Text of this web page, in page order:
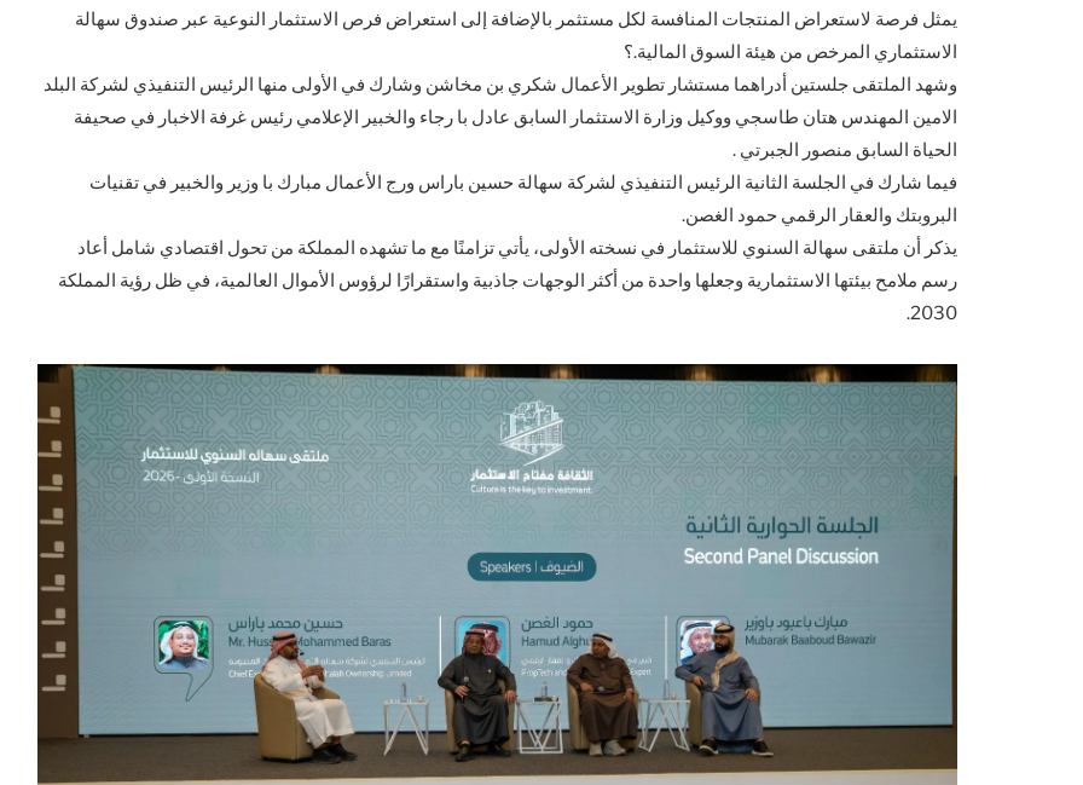
يمثل فرصة لاستعراض المنتجات المنافسة لكل مستثمر بالإضافة إلى استعراض فرص الاستثمار النوعية عبر صندوق سهالة
الاستثماري المرخص من هيئة السوق المالية.؟
وشهد الملتقى جلستين أدراهما مستشار تطوير الأعمال شكري بن مخاشن وشارك في الأولى منها الرئيس التنفيذي لشركة البلد
الامين المهندس هتان طاسجي ووكيل وزارة الاستثمار السابق عادل با رجاء والخبير الإعلامي رئيس غرفة الاخبار في صحيفة
الحياة السابق منصور الجبرتي .
فيما شارك في الجلسة الثانية الرئيس التنفيذي لشركة سهالة حسين باراس ورج الأعمال مبارك با وزير والخبير في تقنيات
البروبتك والعقار الرقمي حمود الغصن.
يذكر أن ملتقى سهالة السنوي للاستثمار في نسخته الأولى، يأتي تزامنًا مع ما تشهده المملكة من تحول اقتصادي شامل أعاد
رسم ملامح بيئتها الاستثمارية وجعلها واحدة من أكثر الوجهات جاذبية واستقرارًا لرؤوس الأموال العالمية، في ظل رؤية المملكة
2030.